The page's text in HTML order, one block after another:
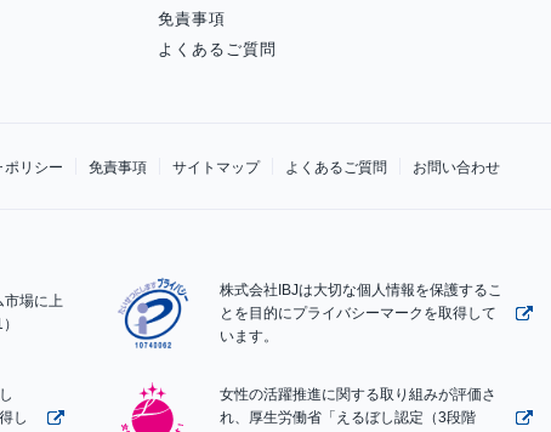
免責事項
よくあるご質問
ポリシー 免責事項 サイトマップ よくあるご質問 お問い合わせ
市場に上
株式会社IBJは大切な個人情報を保護するこ
とを目的にプライバシーマークを取得して
います。
し
女性の活躍推進に関する取り組みが評価さ
れ、厚生労働省「えるぼし認定（3段階